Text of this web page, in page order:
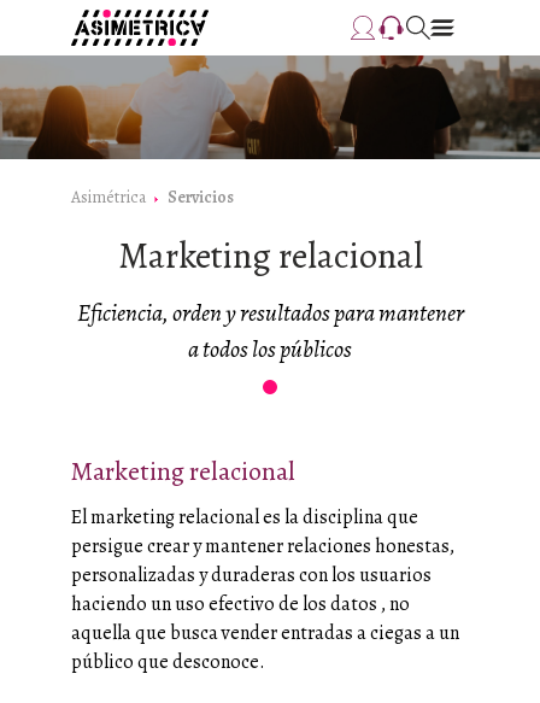
Marketing relacional
Asimétrica Servicios
Eficiencia, orden y resultados para mantener
a todos los públicos
Marketing relacional
El marketing relacional es la disciplina que
persigue crear y mantener relaciones honestas,
personalizadas y duraderas con los usuarios
haciendo un uso efectivo de los datos , no
aquella que busca vender entradas a ciegas a un
público que desconoce.